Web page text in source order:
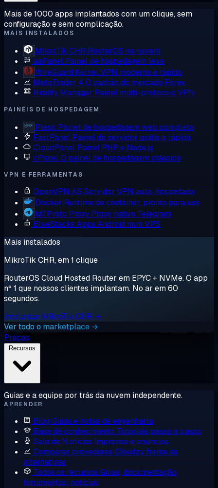
Mais de 1000 apps implantados com um clique, sem
configuração e sem complicação.
MAIS INSTALADOS
MikroTik CHR RouterOS na nuvem
aaPanel Painel de hospedagem leve
WireGuard Kernel VPN moderno e rápido
MetaTrader 4 O padrão do mercado Forex
Hiddify Manager Painel multi-protocolo VPN
PAINÉIS DE HOSPEDAGEM
Plesk Painel de hospedagem web completo
FastPanel Painel de servidor grátis e rápido
CloudPanel Painel PHP e Node.js
cPanelO painel de hospedagem clássico
VPN E FERRAMENTAS
OpenVPN AS Servidor VPN auto-hospedado
Docker Runtime de contêiner, pronto para uso
MTProto Proxy Proxy nativo Telegram
BlueStacks Apps Android num VPS
Mais instalados
MikroTik CHR, em 1 clique
RouterOS Cloud Hosted Router em EPYC + NVMe. O app
nº 1 que nossos clientes implantam. No ar em 60
segundos.
Implantar MikroTik CHR →
Ver todo o marketplace →
Preços
Guias e a equipe por trás da nuvem independente.
APRENDER
Blog Guias e notas de engenharia
Base de conhecimento Tutoriais passo a passo
Sala de Notícias Imprensa e anúncios
Comparar provedores Cloudzy frente às
alternativas
Todos os recursos Guias, documentação,
ferramentas, notícias